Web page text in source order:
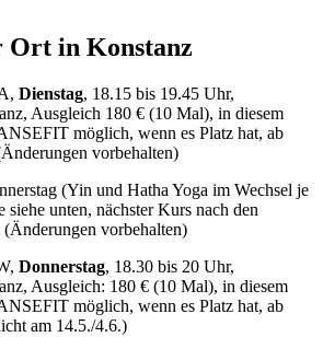
Ort in Konstanz
Dienstag, 18.15 bis 19.45 Uhr,
Ausgleich 180 € (10 Mal), in diesem
möglich, wenn es Platz hat, ab
vorbehalten)
(Yin und Hatha Yoga im Wechsel je
siehe unten, nächster Kurs nach den
vorbehalten)
Donnerstag, 18.30 bis 20 Uhr,
Ausgleich: 180 € (10 Mal), in diesem
möglich, wenn es Platz hat, ab
am 14.5./4.6.)